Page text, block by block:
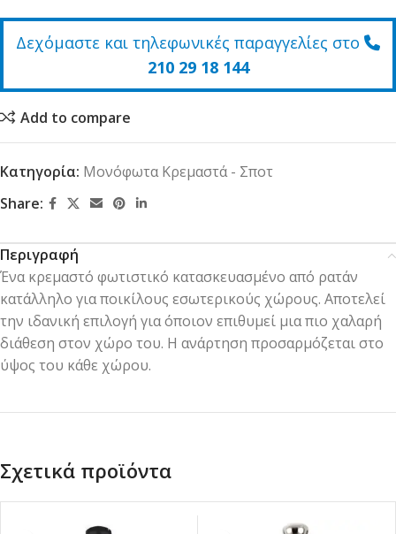
Δεχόμαστε και τηλεφωνικές παραγγελίες στο
210 29 18 144
Add to compare
Κατηγορία: Μονόφωτα Κρεμαστά - Σποτ
Share:
Περιγραφή
Ένα κρεμαστό φωτιστικό κατασκευασμένο από ρατάν
κατάλληλο για ποικίλους εσωτερικούς χώρους. Αποτελεί
την ιδανική επιλογή για όποιον επιθυμεί μια πιο χαλαρή
διάθεση στον χώρο του. Η ανάρτηση προσαρμόζεται στο
ύψος του κάθε χώρου.
Σχετικά προϊόντα